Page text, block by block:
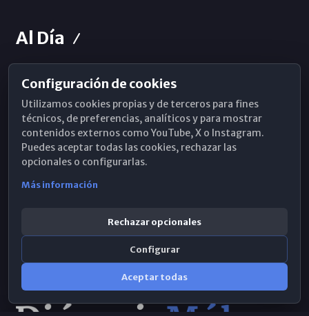
Al Día
Horarios de Misa
Hemeroteca
WhatsApp
Configuración de cookies
Utilizamos cookies propias y de terceros para fines
técnicos, de preferencias, analíticos y para mostrar
contenidos externos como YouTube, X o Instagram.
Puedes aceptar todas las cookies, rechazar las
opcionales o configurarlas.
Más información
Rechazar opcionales
Configurar
Aceptar todas